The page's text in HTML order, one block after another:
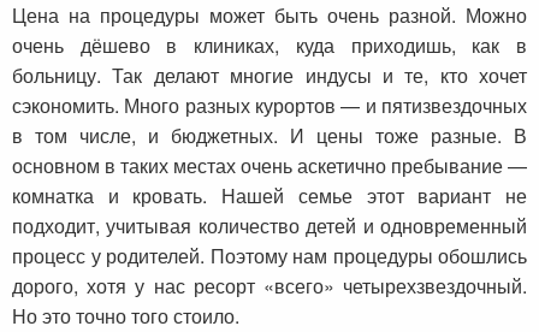
Цена на процедуры может быть очень разной. Можно
очень дёшево в клиниках, куда приходишь, как в
больницу. Так делают многие индусы и те, кто хочет
сэкономить. Много разных курортов — и пятизвездочных
в том числе, и бюджетных. И цены тоже разные. В
основном в таких местах очень аскетично пребывание —
комнатка и кровать. Нашей семье этот вариант не
подходит, учитывая количество детей и одновременный
процесс у родителей. Поэтому нам процедуры обошлись
дорого, хотя у нас ресорт «всего» четырехзвездочный.
Но это точно того стоило.